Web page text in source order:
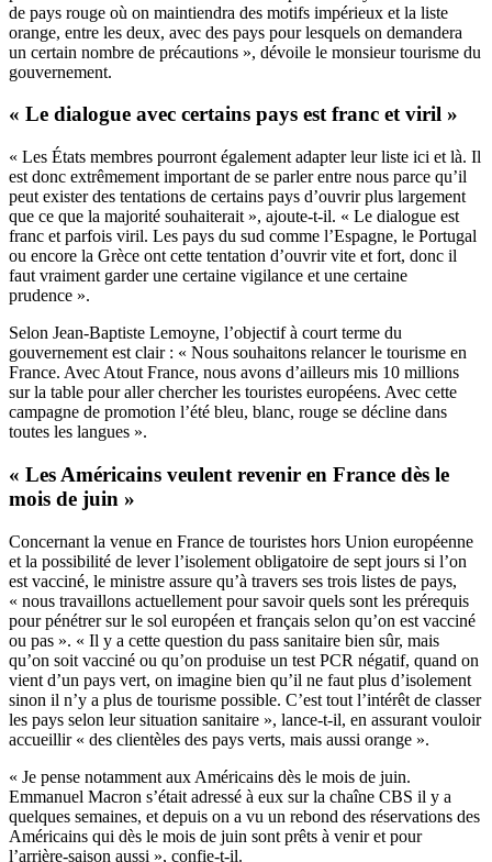
de pays rouge où on maintiendra des motifs impérieux et la liste
orange, entre les deux, avec des pays pour lesquels on demandera
un certain nombre de précautions », dévoile le monsieur tourisme du
gouvernement.
« Le dialogue avec certains pays est franc et viril »
« Les États membres pourront également adapter leur liste ici et là. Il
est donc extrêmement important de se parler entre nous parce qu’il
peut exister des tentations de certains pays d’ouvrir plus largement
que ce que la majorité souhaiterait », ajoute-t-il. « Le dialogue est
franc et parfois viril. Les pays du sud comme l’Espagne, le Portugal
ou encore la Grèce ont cette tentation d’ouvrir vite et fort, donc il
faut vraiment garder une certaine vigilance et une certaine
prudence ».
Selon Jean-Baptiste Lemoyne, l’objectif à court terme du
gouvernement est clair : « Nous souhaitons relancer le tourisme en
France. Avec Atout France, nous avons d’ailleurs mis 10 millions
sur la table pour aller chercher les touristes européens. Avec cette
campagne de promotion l’été bleu, blanc, rouge se décline dans
toutes les langues ».
« Les Américains veulent revenir en France dès le
mois de juin »
Concernant la venue en France de touristes hors Union européenne
et la possibilité de lever l’isolement obligatoire de sept jours si l’on
est vacciné, le ministre assure qu’à travers ses trois listes de pays,
« nous travaillons actuellement pour savoir quels sont les prérequis
pour pénétrer sur le sol européen et français selon qu’on est vacciné
ou pas ». « Il y a cette question du pass sanitaire bien sûr, mais
qu’on soit vacciné ou qu’on produise un test PCR négatif, quand on
vient d’un pays vert, on imagine bien qu’il ne faut plus d’isolement
sinon il n’y a plus de tourisme possible. C’est tout l’intérêt de classer
les pays selon leur situation sanitaire », lance-t-il, en assurant vouloir
accueillir « des clientèles des pays verts, mais aussi orange ».
« Je pense notamment aux Américains dès le mois de juin.
Emmanuel Macron s’était adressé à eux sur la chaîne CBS il y a
quelques semaines, et depuis on a vu un rebond des réservations des
Américains qui dès le mois de juin sont prêts à venir et pour
l’arrière-saison aussi », confie-t-il.